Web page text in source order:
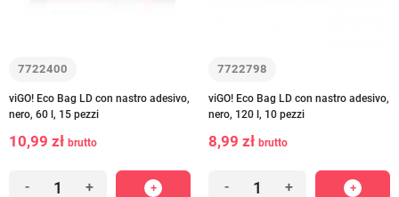
7722400
viGO! Eco Bag LD con nastro adesivo,
nero, 60 l, 15 pezzi
10,99 zł brutto
- +
7722798
viGO! Eco Bag LD con nastro adesivo,
nero, 120 l, 10 pezzi
8,99 zł brutto
- +